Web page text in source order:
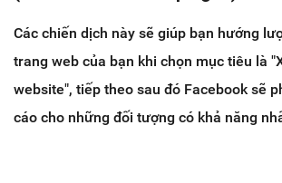
Các chiến dịch này sẽ giúp bạn hướng
trang web của bạn khi chọn mục tiêu là
website", tiếp theo sau đó Facebook sẽ
cáo cho những đối tượng có khả năng